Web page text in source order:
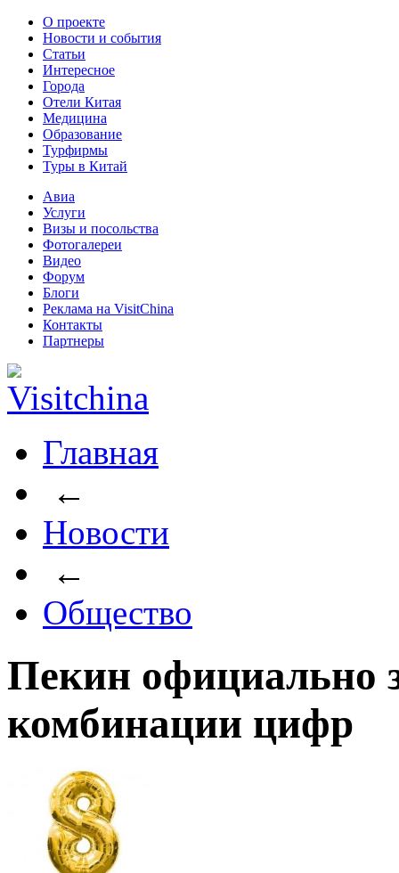
О проекте
Новости и события
Статьи
Интересное
Города
Отели Китая
Медицина
Образование
Турфирмы
Туры в Китай
Авиа
Услуги
Визы и посольства
Фотогалереи
Видео
Форум
Блоги
Реклама на VisitChina
Контакты
Партнеры
Главная
←
Новости
←
Общество
Пекин официально
комбинации цифр